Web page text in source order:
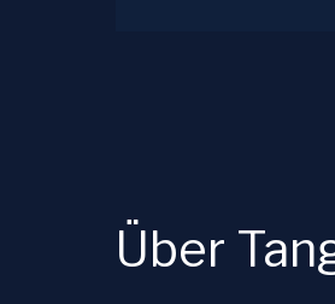
Über